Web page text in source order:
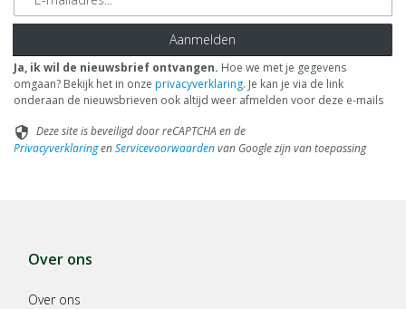
Aanmelden
Ja, ik wil de nieuwsbrief ontvangen. Hoe we met je gegevens
omgaan? Bekijk het in onze privacyverklaring. Je kan je via de link
onderaan de nieuwsbrieven ook altijd weer afmelden voor deze e-mails
security Deze site is beveiligd door reCAPTCHA en de
PrivacyverklaringenServicevoorwaardenvan Google zijn van toepassing
Over ons
Over ons